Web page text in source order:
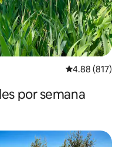
Calificación
4.88 (817)
por semana